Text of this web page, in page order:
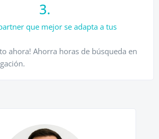
3.
que mejor se adapta a tus
ahora! Ahorra horas de búsqueda en